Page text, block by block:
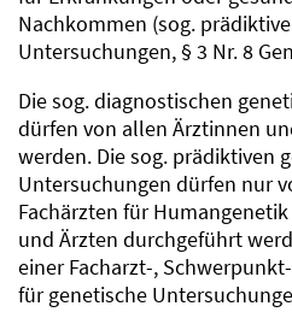
Nachkommen (sog.
Untersuchungen, § 3 Nr. 8
Die sog. diagnostischen
dürfen von allen Ärztinnen
werden. Die sog. prädiktiven
Untersuchungen dürfen nur
Fachärzten für
und Ärzten durchgeführt
einer Facharzt-,
für genetische